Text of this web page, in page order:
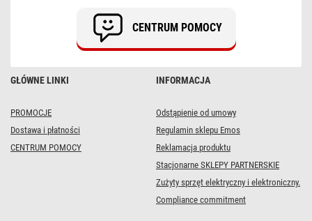
GŁÓWNE LINKI
PROMOCJE
Dostawa i płatności
CENTRUM POMOCY
INFORMACJA
Odstąpienie od umowy
Regulamin sklepu Emos
Reklamacja produktu
Stacjonarne SKLEPY PARTNERSKIE
Zużyty sprzęt elektryczny i elektroniczny.
Compliance commitment
CENTRUM POMOCY